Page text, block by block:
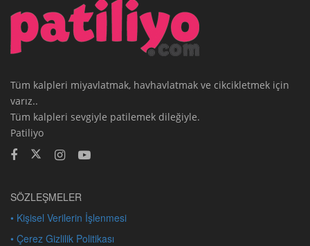
Tüm kalpleri miyavlatmak, havhavlatmak ve cikcikletmek için
varız..
Tüm kalpleri sevgiyle patilemek dileğiyle.
Patiliyo
SÖZLEŞMELER
• Kişisel Verilerin İşlenmesi
• Çerez Gizlilik Politikası